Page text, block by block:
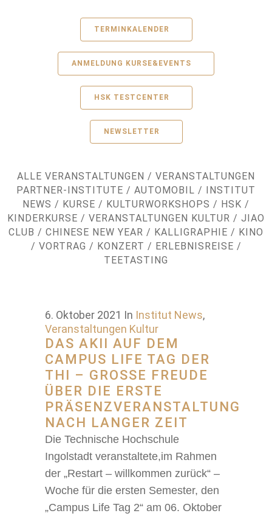
TERMINKALENDER
ANMELDUNG KURSE&EVENTS
HSK TESTCENTER
NEWSLETTER
ALLE VERANSTALTUNGEN / VERANSTALTUNGEN
PARTNER-INSTITUTE / AUTOMOBIL / INSTITUT
NEWS / KURSE / KULTURWORKSHOPS / HSK /
KINDERKURSE / VERANSTALTUNGEN KULTUR / JIAO
CLUB / CHINESE NEW YEAR / KALLIGRAPHIE / KINO
/ VORTRAG / KONZERT / ERLEBNISREISE /
TEETASTING
6. Oktober 2021 In Institut News,
Veranstaltungen Kultur
DAS AKII AUF DEM
CAMPUS LIFE TAG DER
THI – GROSSE FREUDE Ü
BER DIE ERSTE P
RÄSENZVERANSTALTUNG N
ACH LANGER ZEIT
Die Technische Hochschule
Ingolstadt veranstaltete,im Rahmen
der „Restart – willkommen zurück“ –
Woche für die ersten Semester, den
„Campus Life Tag 2“ am 06. Oktober